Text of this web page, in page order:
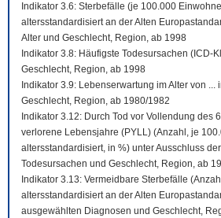
Indikator 3.6: Sterbefälle (je 100.000
altersstandardisiert an der Alten
Alter und Geschlecht, Region, ab 1998
Indikator 3.8: Häufigste Todesursachen (ICD-
Geschlecht, Region, ab 1998
Indikator 3.9: Lebenserwartung im Alter von ...
Geschlecht, Region, ab 1980/1982
Indikator 3.12: Durch Tod vor Vollendung des
verlorene Lebensjahre (PYLL) (Anzahl, je
altersstandardisiert, in %) unter Ausschluss
Todesursachen und Geschlecht, Region, ab
Indikator 3.13: Vermeidbare Sterbefälle
altersstandardisiert an der Alten
ausgewählten Diagnosen und Geschlecht,